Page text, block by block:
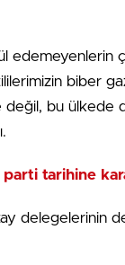
edemeyenlerin
biber
değil, bu
parti tarihine
delegelerinin